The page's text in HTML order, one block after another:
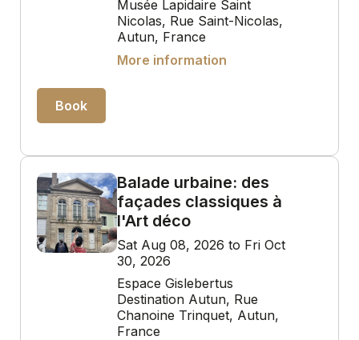
Musée Lapidaire Saint
Nicolas, Rue Saint-Nicolas,
Autun, France
More information
Book
Balade urbaine: des
façades classiques à
l'Art déco
Sat Aug 08, 2026 to Fri Oct
30, 2026
Espace Gislebertus
Destination Autun, Rue
Chanoine Trinquet, Autun,
France